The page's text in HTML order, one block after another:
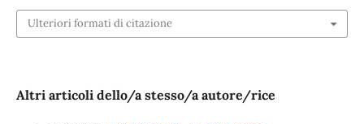
Ulteriori formati di citazione
Altri articoli dello/a stesso/a autore/rice